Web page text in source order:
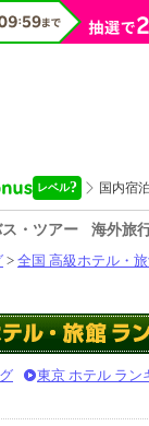
・ツアー
海外旅
> 全国 高級ホテル・
東京 ホテル ラン